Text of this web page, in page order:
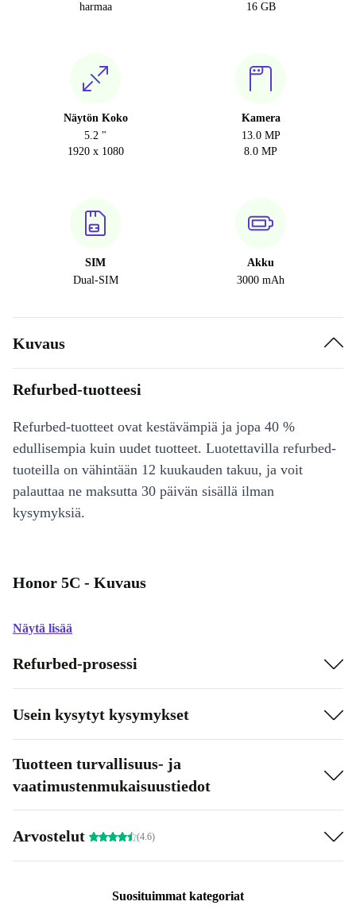
harmaa
16 GB
Näytön Koko
5.2 "
1920 x 1080
Kamera
13.0 MP
8.0 MP
SIM
Dual-SIM
Akku
3000 mAh
Kuvaus
Refurbed-tuotteesi
Refurbed-tuotteet ovat kestävämpiä ja jopa 40 %
edullisempia kuin uudet tuotteet. Luotettavilla refurbed-
tuoteilla on vähintään 12 kuukauden takuu, ja voit
palauttaa ne maksutta 30 päivän sisällä ilman
kysymyksiä.
Honor 5C - Kuvaus
Näytä lisää
Refurbed-prosessi
Usein kysytyt kysymykset
Tuotteen turvallisuus- ja
vaatimustenmukaisuustiedot
Arvostelut (4.6)
Suosituimmat kategoriat